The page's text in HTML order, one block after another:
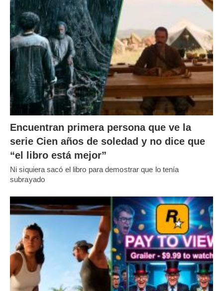
Encuentran primera persona que ve la
serie Cien años de soledad y no dice que
“el libro está mejor”
Ni siquiera sacó el libro para demostrar que lo tenía
subrayado